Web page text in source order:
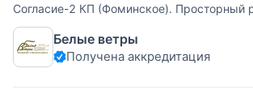
Согласие-2 КП (Фоминское). Просторный
примыкающий к лесу, последний в лучшей
известного коттеджного посёлка: с
близостью к природе
Белые ветры
Получена аккредитация